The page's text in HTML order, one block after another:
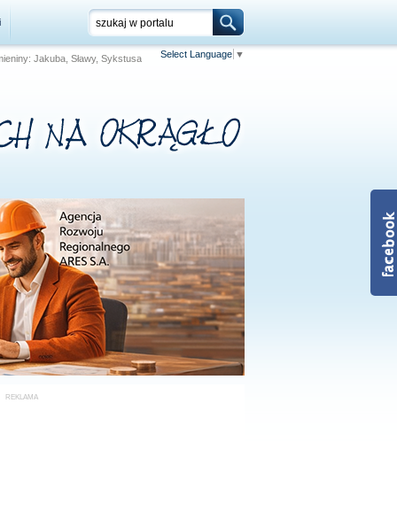
Jakuba, Sławy, Sykstusa Select Language ▼